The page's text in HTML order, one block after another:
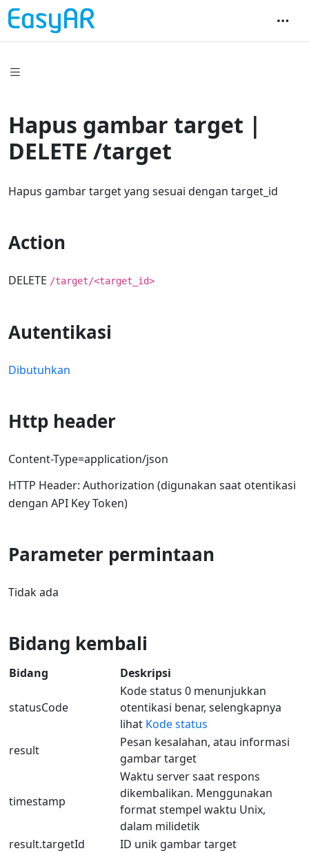
Hapus gambar target |
DELETE /target
Hapus gambar target yang sesuai dengan target_id
Action
DELETE /target/<target_id>
Autentikasi
Dibutuhkan
Http header
Content-Type=application/json
HTTP Header: Authorization (digunakan saat otentikasi
dengan API Key Token)
Parameter permintaan
Tidak ada
Bidang kembali
Bidang Deskripsi
statusCode
Kode status 0 menunjukkan
otentikasi benar, selengkapnya
lihat Kode status
result
Pesan kesalahan, atau informasi
gambar target
timestamp
Waktu server saat respons
dikembalikan. Menggunakan
format stempel waktu Unix,
dalam milidetik
result.targetId
ID unik gambar target